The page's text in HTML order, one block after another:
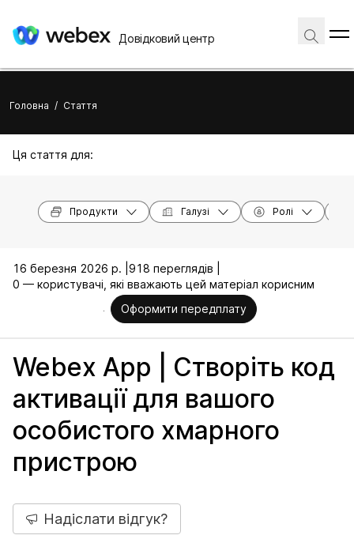
Довідковий центр
Головна / Стаття
Ця стаття для:
Продукти Галузі Ролі
16 березня 2026 р. | 918 переглядів |
0 — користувачі, які вважають цей матеріал корисним
Оформити передплату
Webex App | Створіть код
активації для вашого
особистого хмарного
пристрою
Надіслати відгук?